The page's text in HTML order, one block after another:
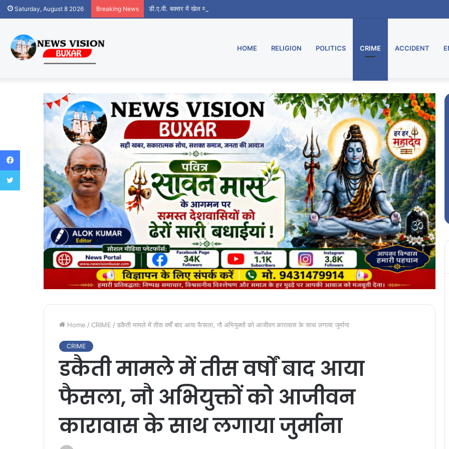
Saturday, August 8 2026 Breaking News डी.ए.वी. बक्सर में खेल महाकुंभ का भव्य शुभारंभ
HOME RELIGION POLITICS CRIME ACCIDENT
Home / CRIME / डकैती मामले में तीस वर्षों बाद आया फैसला, नौ अभियुक्तों को आजीवन कारावास के साथ लगाया जुर्माना
CRIME
डकैती मामले में तीस वर्षों बाद आया
फैसला, नौ अभियुक्तों को आजीवन
कारावास के साथ लगाया जुर्माना
Facebook